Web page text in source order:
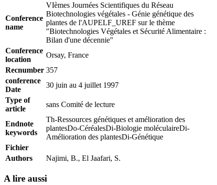
Conference
name
VIèmes Journées Scientifiques du Réseau
Biotechnologies végétales - Génie génétique des
plantes de l'AUPELF_UREF sur le thème
"Biotechnologies Végétales et Sécurité Alimentaire :
Bilan d'une décennie"
Conference
location
Orsay, France
Recnumber 357
conference
Date
30 juin au 4 juillet 1997
Type of
article
sans Comité de lecture
Endnote
keywords
Th-Ressources génétiques et amélioration des
plantesDo-CéréalesDi-Biologie moléculaireDi-
Amélioration des plantesDi-Génétique
Fichier
Authors
Najimi, B., El Jaafari, S.
A lire aussi